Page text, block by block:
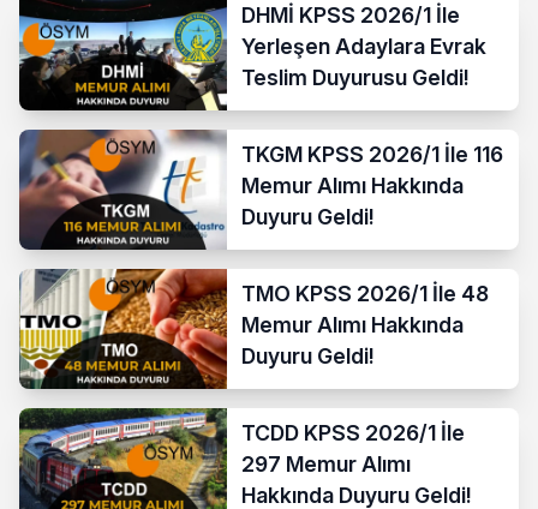
DHMİ KPSS 2026/1 İle
Yerleşen Adaylara Evrak
Teslim Duyurusu Geldi!
TKGM KPSS 2026/1 İle 116
Memur Alımı Hakkında
Duyuru Geldi!
TMO KPSS 2026/1 İle 48
Memur Alımı Hakkında
Duyuru Geldi!
TCDD KPSS 2026/1 İle
297 Memur Alımı
Hakkında Duyuru Geldi!